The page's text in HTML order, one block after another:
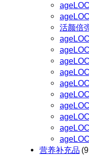
活颜倍
营养补充品